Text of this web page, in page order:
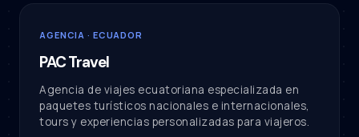
AGENCIA · ECUADOR
PAC Travel
Agencia de viajes ecuatoriana especializada en
paquetes turísticos nacionales e internacionales,
tours y experiencias personalizadas para viajeros.